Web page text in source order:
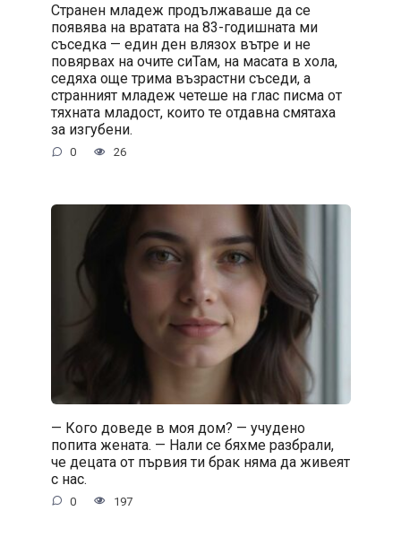
Странен младеж продължаваше да се
появява на вратата на 83-годишната ми
съседка — един ден влязох вътре и не
повярвах на очите сиТам, на масата в хола,
седяха още трима възрастни съседи, а
странният младеж четеше на глас писма от
тяхната младост, които те отдавна смятаха
за изгубени.
0 26
— Кого доведе в моя дом? — учудено
попита жената. — Нали се бяхме разбрали,
че децата от първия ти брак няма да живеят
с нас.
0 197